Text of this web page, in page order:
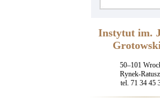
Instytut im.
50–101
Rynek-
tel. 71 34 45